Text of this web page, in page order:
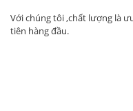
Với chúng tôi ,chất lượng là
tiên hàng đầu.